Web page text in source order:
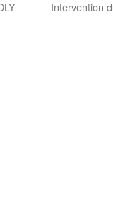
Intervention